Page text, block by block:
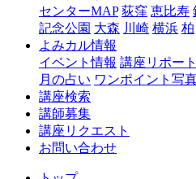
センターMAP 荻窪 恵比寿
記念公園 大森 川崎 横浜 柏
よみカル情報
イベント情報 講座リポー
月の占い ワンポイント写
講座検索
講師募集
講座リクエスト
お問い合わせ